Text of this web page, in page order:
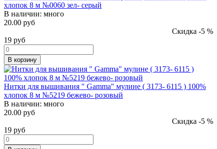
хлопок 8 м №0060 зел- серый
В наличии: много
20.00 руб
Скидка -5 %
19 руб
В корзину
Нитки для вышивания " Gamma" мулине ( 3173- 6115 ) 100%
хлопок 8 м №5219 бежево- розовый
В наличии: много
20.00 руб
Скидка -5 %
19 руб